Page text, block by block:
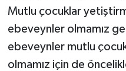
Mutlu çocuklar
ebeveynler olmamız
ebeveynler mutlu
olmamız için de